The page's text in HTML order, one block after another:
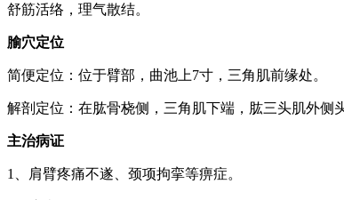
舒筋活络，理气散结。
腧穴定位
简便定位：位于臂部，曲池上7寸，三角肌前缘处。
解剖定位：在肱骨桡侧，三角肌下端，肱三头肌外侧
主治病证
1、肩臂疼痛不遂、颈项拘挛等痹症。